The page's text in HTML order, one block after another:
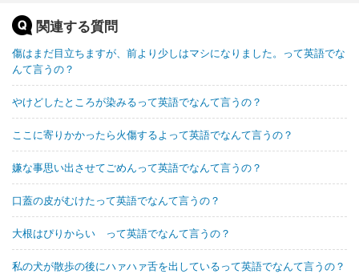
関連する質問
傷はまだ目立ちますが、前より少しはマシになりました。って英語でな
んて言うの？
やけどしたところが染みるって英語でなんて言うの？
ここに寄りかかったら火傷するよって英語でなんて言うの？
嫌な事思い出させてごめんって英語でなんて言うの？
口蓋の皮がむけたって英語でなんて言うの？
大根はぴりからい って英語でなんて言うの？
私の犬が散歩の後にハァハァ舌を出しているって英語でなんて言うの？